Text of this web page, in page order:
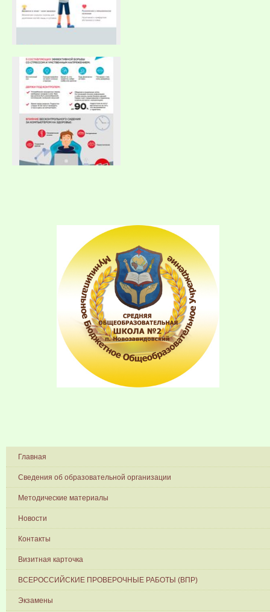
Главная
Сведения об образовательной организации
Методические материалы
Новости
Контакты
Визитная карточка
ВСЕРОССИЙСКИЕ ПРОВЕРОЧНЫЕ РАБОТЫ (ВПР)
Экзамены